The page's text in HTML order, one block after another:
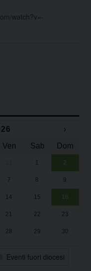
watch?v=-
›
Ven Sab Dom
1 2
7 8 9
14 15 16
21 22 23
28 29 30
Eventi fuori diocesi